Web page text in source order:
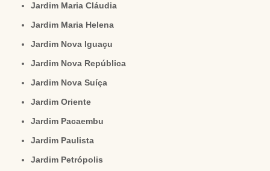
Jardim Maria Cláudia
Jardim Maria Helena
Jardim Nova Iguaçu
Jardim Nova República
Jardim Nova Suíça
Jardim Oriente
Jardim Pacaembu
Jardim Paulista
Jardim Petrópolis